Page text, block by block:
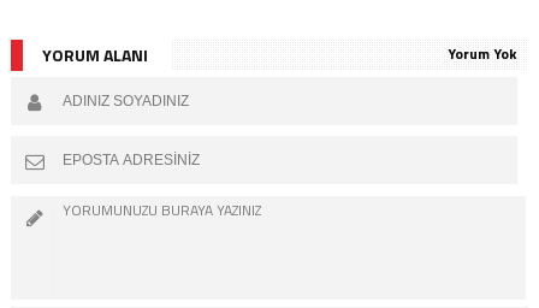
YORUM ALANI Yorum Yok